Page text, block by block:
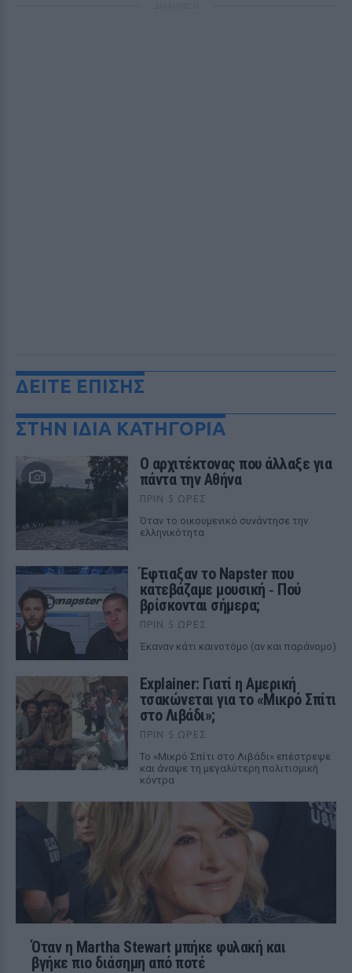
ΔΕΙΤΕ ΕΠΙΣΗΣ
ΣΤΗΝ ΙΔΙΑ ΚΑΤΗΓΟΡΙΑ
Ο αρχιτέκτονας που άλλαξε για
πάντα την Αθήνα
ΠΡΙΝ 5 ΏΡΕΣ
Όταν το οικουμενικό συνάντησε την
ελληνικότητα
Έφτιαξαν το Napster που
κατεβάζαμε μουσική ‑ Πού
βρίσκονται σήμερα;
ΠΡΙΝ 5 ΏΡΕΣ
Έκαναν κάτι καινοτόμο (αν και παράνομο)
Explainer: Γιατί η Αμερική
τσακώνεται για το «Μικρό Σπίτι
στο Λιβάδι»;
ΠΡΙΝ 5 ΏΡΕΣ
Το «Μικρό Σπίτι στο Λιβάδι» επέστρεψε
και άναψε τη μεγαλύτερη πολιτισμική
κόντρα
Όταν η Martha Stewart μπήκε φυλακή και
βγήκε πιο διάσημη από ποτέ